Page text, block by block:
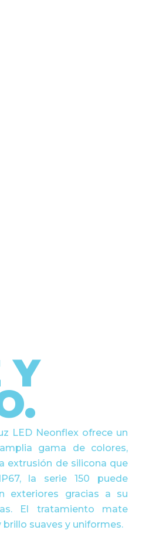
Y
LED Neonflex ofrece un
gama de colores,
extrusión de silicona que
la serie 150 puede
exteriores gracias a su
El tratamiento mate
brillo suaves y uniformes.